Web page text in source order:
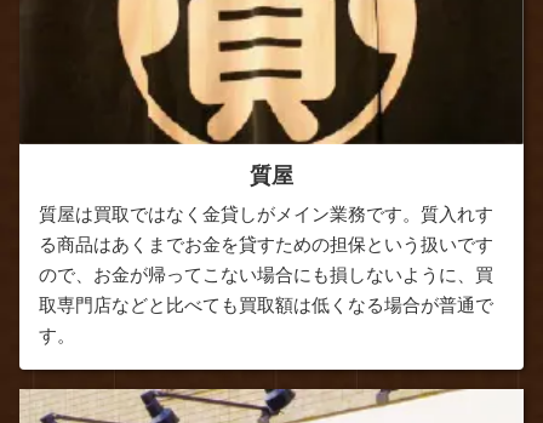
質屋
質屋は買取ではなく金貸しがメイン業務です。質入れす
る商品はあくまでお金を貸すための担保という扱いです
ので、お金が帰ってこない場合にも損しないように、買
取専門店などと比べても買取額は低くなる場合が普通で
す。